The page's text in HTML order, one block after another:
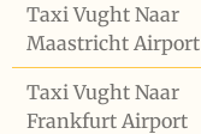
Taxi Vught Naar
Maastricht Airport
Taxi Vught Naar
Frankfurt Airport